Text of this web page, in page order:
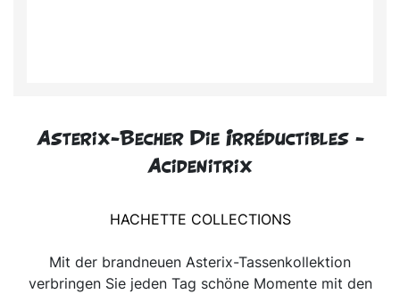
Asterix-Becher Die Irréductibles -
Acidenitrix
HACHETTE COLLECTIONS
Mit der brandneuen Asterix-Tassenkollektion
verbringen Sie jeden Tag schöne Momente mit den